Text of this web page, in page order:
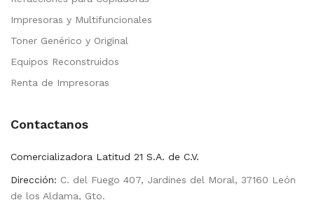
Impresoras y Multifuncionales
Toner Genérico y Original
Equipos Reconstruidos
Renta de Impresoras
Contactanos
Comercializadora Latitud 21 S.A. de C.V.
Dirección: C. del Fuego 407, Jardines del Moral, 37160 León
de los Aldama, Gto.